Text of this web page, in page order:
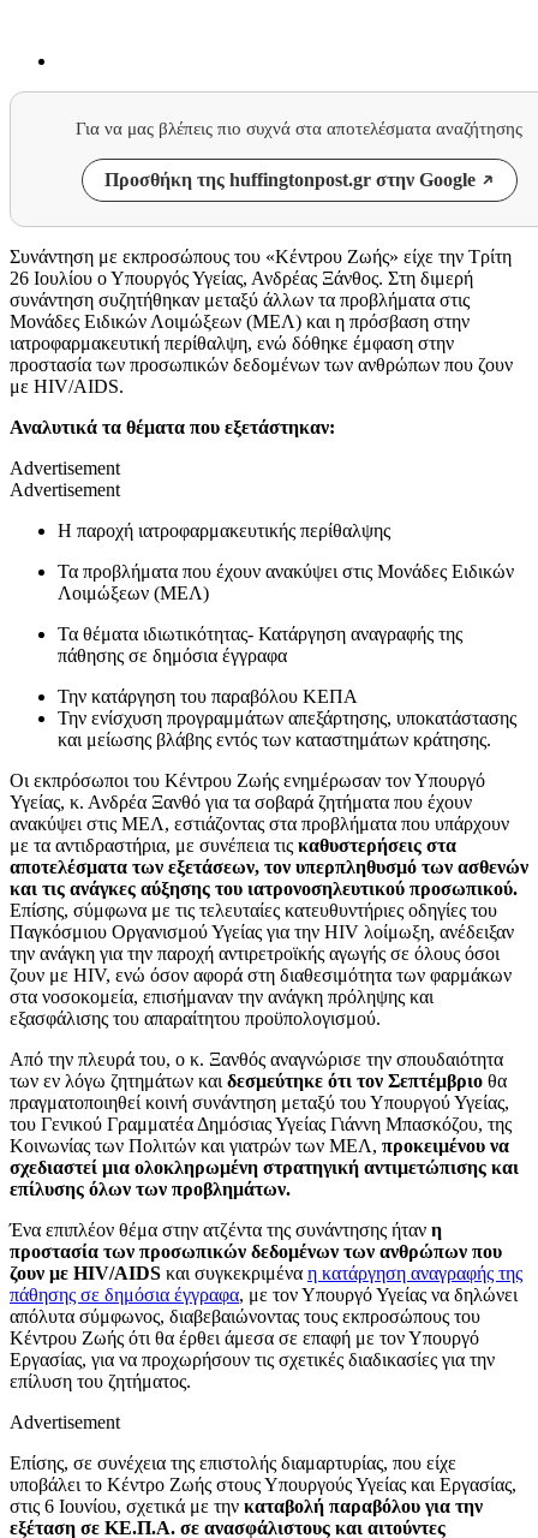
Για να μας βλέπεις πιο συχνά στα αποτελέσματα αναζήτησης
Προσθήκη της huffingtonpost.gr στην Google
Συνάντηση με εκπροσώπους του «Κέντρου Ζωής» είχε την Τρίτη
26 Ιουλίου ο Υπουργός Υγείας, Ανδρέας Ξάνθος. Στη διμερή
συνάντηση συζητήθηκαν μεταξύ άλλων τα προβλήματα στις
Μονάδες Ειδικών Λοιμώξεων (ΜΕΛ) και η πρόσβαση στην
ιατροφαρμακευτική περίθαλψη, ενώ δόθηκε έμφαση στην
προστασία των προσωπικών δεδομένων των ανθρώπων που ζουν
με HIV/AIDS.
Αναλυτικά τα θέματα που εξετάστηκαν:
Advertisement
Advertisement
Η παροχή ιατροφαρμακευτικής περίθαλψης
Τα προβλήματα που έχουν ανακύψει στις Μονάδες Ειδικών
Λοιμώξεων (ΜΕΛ)
Τα θέματα ιδιωτικότητας- Κατάργηση αναγραφής της
πάθησης σε δημόσια έγγραφα
Την κατάργηση του παραβόλου ΚΕΠΑ
Την ενίσχυση προγραμμάτων απεξάρτησης, υποκατάστασης
και μείωσης βλάβης εντός των καταστημάτων κράτησης.
Οι εκπρόσωποι του Κέντρου Ζωής ενημέρωσαν τον Υπουργό
Υγείας, κ. Ανδρέα Ξανθό για τα σοβαρά ζητήματα που έχουν
ανακύψει στις ΜΕΛ, εστιάζοντας στα προβλήματα που υπάρχουν
με τα αντιδραστήρια, με συνέπεια τις καθυστερήσεις στα
αποτελέσματα των εξετάσεων, τον υπερπληθυσμό των ασθενών
και τις ανάγκες αύξησης του ιατρονοσηλευτικού προσωπικού.
Επίσης, σύμφωνα με τις τελευταίες κατευθυντήριες οδηγίες του
Παγκόσμιου Οργανισμού Υγείας για την HIV λοίμωξη, ανέδειξαν
την ανάγκη για την παροχή αντιρετροϊκής αγωγής σε όλους όσοι
ζουν με HIV, ενώ όσον αφορά στη διαθεσιμότητα των φαρμάκων
στα νοσοκομεία, επισήμαναν την ανάγκη πρόληψης και
εξασφάλισης του απαραίτητου προϋπολογισμού.
Από την πλευρά του, ο κ. Ξανθός αναγνώρισε την σπουδαιότητα
των εν λόγω ζητημάτων και δεσμεύτηκε ότι τον Σεπτέμβριο θα
πραγματοποιηθεί κοινή συνάντηση μεταξύ του Υπουργού Υγείας,
του Γενικού Γραμματέα Δημόσιας Υγείας Γιάννη Μπασκόζου, της
Κοινωνίας των Πολιτών και γιατρών των ΜΕΛ, προκειμένου να
σχεδιαστεί μια ολοκληρωμένη στρατηγική αντιμετώπισης και
επίλυσης όλων των προβλημάτων.
Ένα επιπλέον θέμα στην ατζέντα της συνάντησης ήταν η
προστασία των προσωπικών δεδομένων των ανθρώπων που
ζουν με HIV/AIDS και συγκεκριμένα η κατάργηση αναγραφής της
πάθησης σε δημόσια έγγραφα, με τον Υπουργό Υγείας να δηλώνει
απόλυτα σύμφωνος, διαβεβαιώνοντας τους εκπροσώπους του
Κέντρου Ζωής ότι θα έρθει άμεσα σε επαφή με τον Υπουργό
Εργασίας, για να προχωρήσουν τις σχετικές διαδικασίες για την
επίλυση του ζητήματος.
Advertisement
Επίσης, σε συνέχεια της επιστολής διαμαρτυρίας, που είχε
υποβάλει το Κέντρο Ζωής στους Υπουργούς Υγείας και Εργασίας,
στις 6 Ιουνίου, σχετικά με την καταβολή παραβόλου για την
εξέταση σε ΚΕ.Π.Α. σε ανασφάλιστους και αιτούντες